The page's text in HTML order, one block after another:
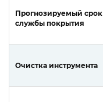
Прогнозируемый срок
службы покрытия
Очистка инструмента